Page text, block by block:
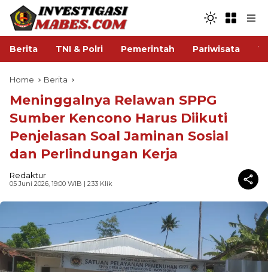
Berita TNI & Polri Pemerintah Pariwisata
Home Berita
Meninggalnya Relawan SPPG
Sumber Kencono Harus Diikuti
Penjelasan Soal Jaminan Sosial
dan Perlindungan Kerja
Redaktur
05 Juni 2026, 19:00 WIB | 233 Klik